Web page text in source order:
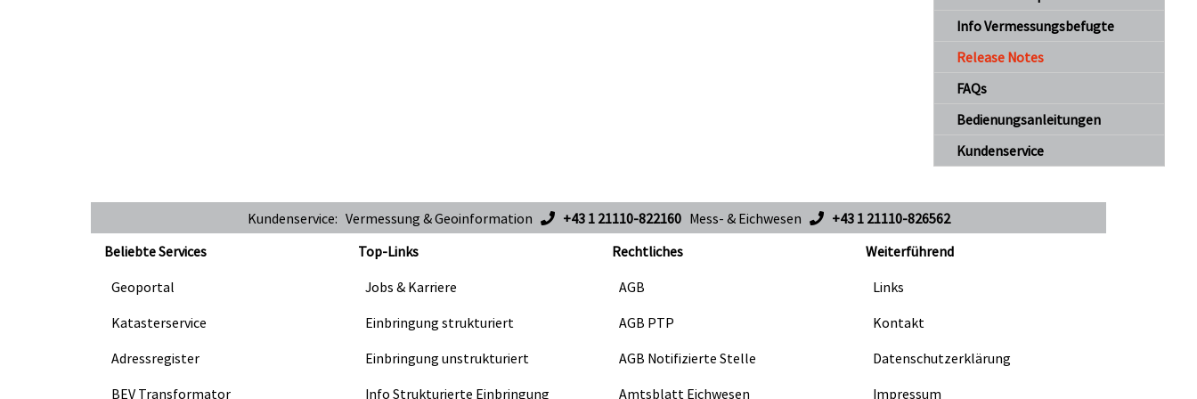
Info Vermessungsbefugte
Release Notes
FAQs
Bedienungsanleitungen
Kundenservice
Kundenservice: Vermessung & Geoinformation +43 1 21110-822160Mess- & Eichwesen
+43 1 21110-826562
Beliebte Services
Top-Links Rechtliches
Weiterführend
Geoportal
Jobs & Karriere AGB
Links
Katasterservice
Einbringung strukturiert AGB PTP
Kontakt
Adressregister
Einbringung unstrukturiert AGB Notifizierte Stelle
Datenschutzerklärung
BEV Transformator
Info Strukturierte Einbringung Amtsblatt Eichwesen Impressum